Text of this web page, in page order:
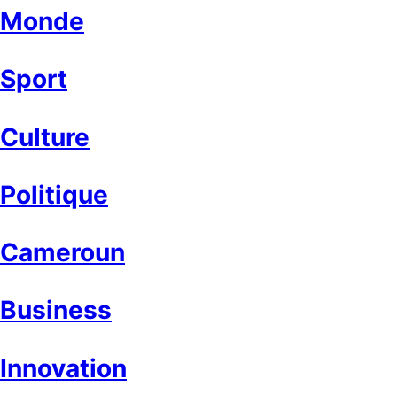
Monde
Sport
Culture
Politique
Cameroun
Business
Innovation